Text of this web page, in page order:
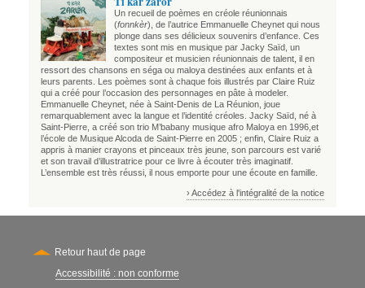
Un recueil de poèmes en créole réunionnais
(fonnkèr), de l’autrice Emmanuelle Cheynet qui nous
plonge dans ses délicieux souvenirs d’enfance. Ces
textes sont mis en musique par Jacky Saïd, un
compositeur et musicien réunionnais de talent, il en
ressort des chansons en séga ou maloya destinées aux enfants et à
leurs parents. Les poèmes sont à chaque fois illustrés par Claire Ruiz
qui a créé pour l’occasion des personnages en pâte à modeler.
Emmanuelle Cheynet, née à Saint-Denis de La Réunion, joue
remarquablement avec la langue et l’identité créoles. Jacky Saïd, né à
Saint-Pierre, a créé son trio M’babany musique afro Maloya en 1996,et
l’école de Musique Alcoda de Saint-Pierre en 2005 ; enfin, Claire Ruiz a
appris à manier crayons et pinceaux très jeune, son parcours est varié
et son travail d’illustratrice pour ce livre à écouter très imaginatif.
L’ensemble est très réussi, il nous emporte pour une écoute en famille.
› Accédez à l'intégralité de la notice
Retour haut de page
Secondary
Accessibilité : non conforme